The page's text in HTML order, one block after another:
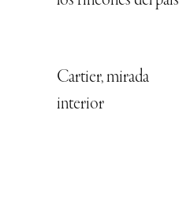
Cartier, mirada
interior